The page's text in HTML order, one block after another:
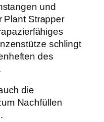
und
Plant Strapper
schlingt
des
die
Nachfüllen